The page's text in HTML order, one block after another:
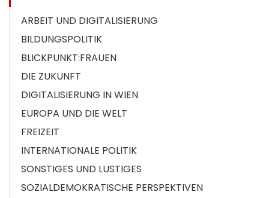
ARBEIT UND DIGITALISIERUNG
BILDUNGSPOLITIK
BLICKPUNKT:FRAUEN
DIE ZUKUNFT
DIGITALISIERUNG IN WIEN
EUROPA UND DIE WELT
FREIZEIT
INTERNATIONALE POLITIK
SONSTIGES UND LUSTIGES
SOZIALDEMOKRATISCHE PERSPEKTIVEN